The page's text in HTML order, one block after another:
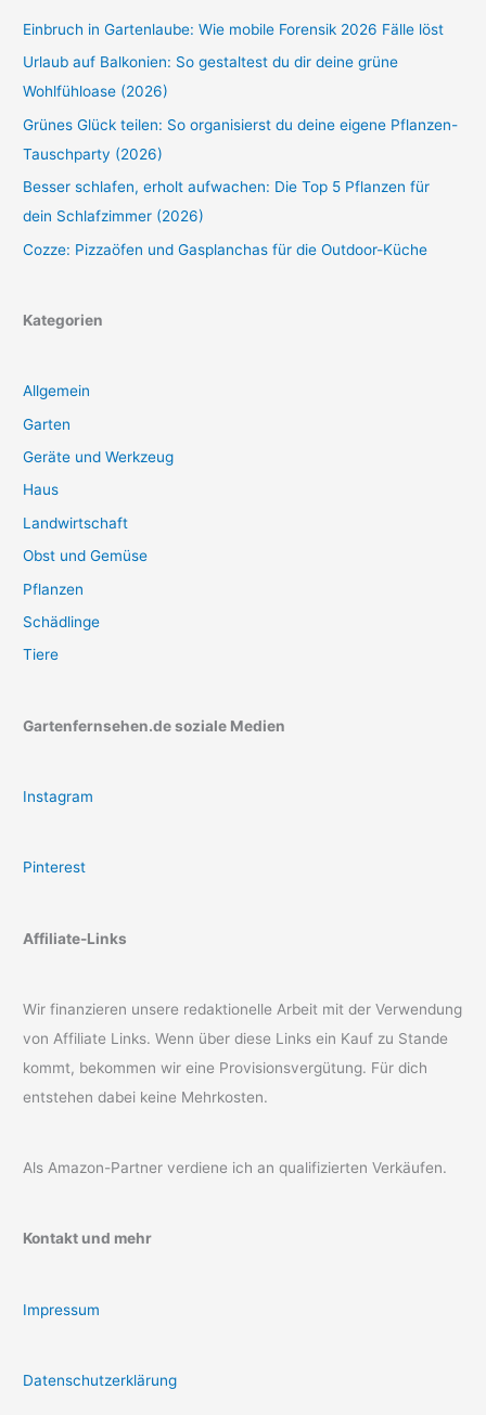
Einbruch in Gartenlaube: Wie mobile Forensik 2026 Fälle löst
Urlaub auf Balkonien: So gestaltest du dir deine grüne
Wohlfühloase (2026)
Grünes Glück teilen: So organisierst du deine eigene Pflanzen-
Tauschparty (2026)
Besser schlafen, erholt aufwachen: Die Top 5 Pflanzen für
dein Schlafzimmer (2026)
Cozze: Pizzaöfen und Gasplanchas für die Outdoor-Küche
Kategorien
Allgemein
Garten
Geräte und Werkzeug
Haus
Landwirtschaft
Obst und Gemüse
Pflanzen
Schädlinge
Tiere
Gartenfernsehen.de soziale Medien
Instagram
Pinterest
Affiliate-Links
Wir finanzieren unsere redaktionelle Arbeit mit der Verwendung
von Affiliate Links. Wenn über diese Links ein Kauf zu Stande
kommt, bekommen wir eine Provisionsvergütung. Für dich
entstehen dabei keine Mehrkosten.
Als Amazon-Partner verdiene ich an qualifizierten Verkäufen.
Kontakt und mehr
Impressum
Datenschutzerklärung